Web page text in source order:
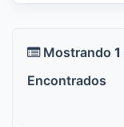
Mostrando 1
Encontrados